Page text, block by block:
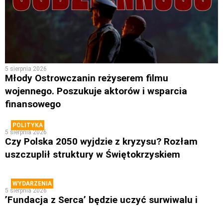
5 sierpnia 2026
Młody Ostrowczanin reżyserem filmu
wojennego. Poszukuje aktorów i wsparcia
finansowego
POLITYKA
5 sierpnia 2026
Czy Polska 2050 wyjdzie z kryzysu? Rozłam
uszczuplił struktury w Świętokrzyskiem
WYDARZENIA
5 sierpnia 2026
’Fundacja z Serca’ będzie uczyć surwiwalu i